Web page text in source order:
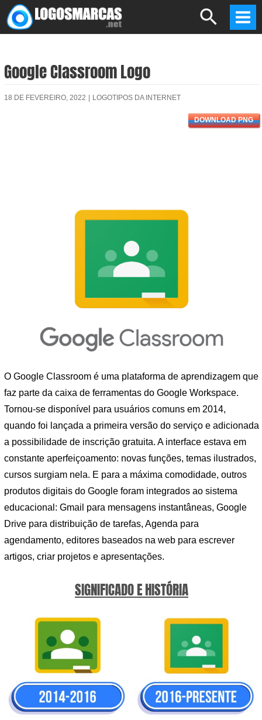
Skip
to
Search
Google Classroom Logo
18 DE FEVEREIRO, 2022 LOGOTIPOS DA INTERNET
DOWNLOAD PNG
O Google Classroom é uma plataforma de aprendizagem que
faz parte da caixa de ferramentas do Google Workspace.
Tornou-se disponível para usuários comuns em 2014,
quando foi lançada a primeira versão do serviço e adicionada
a possibilidade de inscrição gratuita. A interface estava em
constante aperfeiçoamento: novas funções, temas ilustrados,
cursos surgiam nela. E para a máxima comodidade, outros
produtos digitais do Google foram integrados ao sistema
educacional: Gmail para mensagens instantâneas, Google
Drive para distribuição de tarefas, Agenda para
agendamento, editores baseados na web para escrever
artigos, criar projetos e apresentações.
SIGNIFICADO E HISTÓRIA